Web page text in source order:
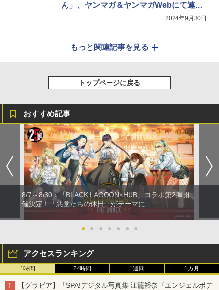
ん」、ヤンマガ＆ヤンマガWebにて連載
2024年9月30日
もっと関連記事を見る
トップページに戻る
おすすめ記事
8/7～8/30：「BLACK LAGOON×HUB」コラボ第2弾開
催決定！「悪党たちの休日」がテーマに
● ● ● ● ● ● ●
アクセスランキング
1時間 24時間 1週間 1カ月
【グラビア】「SPA!デジタル写真集 江籠裕奈『エンジェルボデ